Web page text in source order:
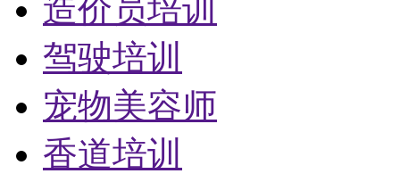
造价员培训
驾驶培训
宠物美容师
香道培训